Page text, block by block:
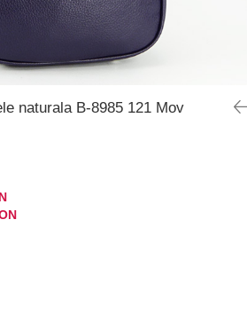
naturala B-8985 121 Mov